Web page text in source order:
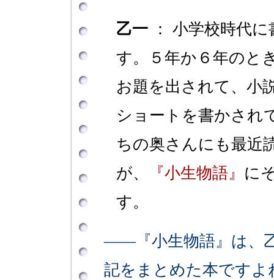
乙一 ： 小学校時代
す。５年か６年のと
お題を出されて、小
ショートを書かされ
ちの奥さんにも最近
が、
『小生物語』 に
す。
――『小生物語』は、
記をまとめた本です